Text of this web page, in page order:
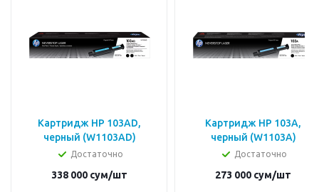
Картридж HP 103AD,
черный (W1103AD)
Достаточно
338 000 сум/шт
Картридж HP 103A,
черный (W1103A)
Достаточно
273 000 сум/шт